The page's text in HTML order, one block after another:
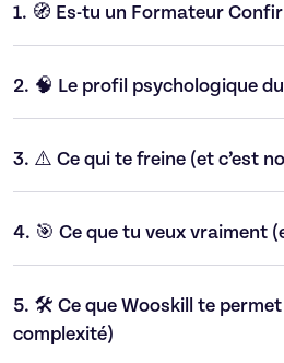
1. 🧭 Es-tu un Formateur
2. 🧠 Le profil psychologique
3. ⚠️ Ce qui te freine (et c’est
4. 🎯 Ce que tu veux vraiment
5. 🛠️ Ce que Wooskill te
complexité)